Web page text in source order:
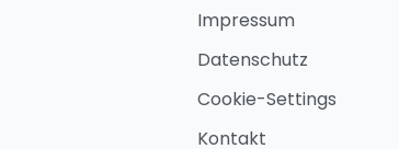
Impressum
Datenschutz
Cookie-Settings
Kontakt